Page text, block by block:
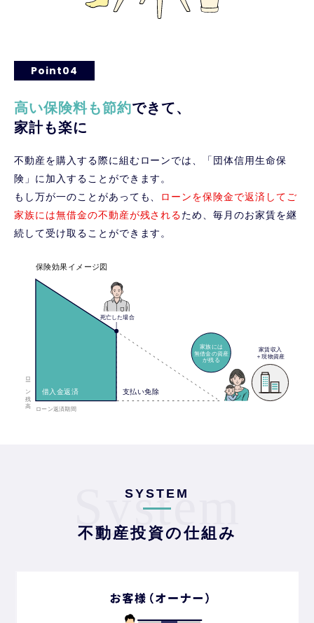
Point04
高い保険料も節約できて、
家計も楽に
不動産を購入する際に組むローンでは、「団体信用生命保
険」に加入することができます。
もし万が一のことがあっても、 ローンを保険金で返済してご
家族には無借金の不動産が残されるため、毎月のお家賃を継
続して受け取ることができます。
SYSTEM
不動産投資の仕組み
System